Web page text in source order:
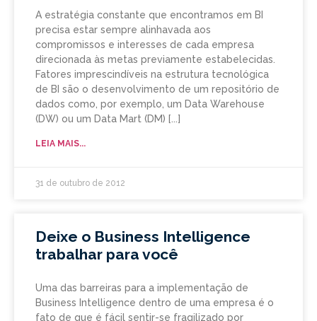
A estratégia constante que encontramos em BI
precisa estar sempre alinhavada aos
compromissos e interesses de cada empresa
direcionada às metas previamente estabelecidas.
Fatores imprescindíveis na estrutura tecnológica
de BI são o desenvolvimento de um repositório de
dados como, por exemplo, um Data Warehouse
(DW) ou um Data Mart (DM)
LEIA MAIS...
31 de outubro de 2012
Deixe o Business Intelligence
trabalhar para você
Uma das barreiras para a implementação de
Business Intelligence dentro de uma empresa é o
fato de que é fácil sentir-se fragilizado por